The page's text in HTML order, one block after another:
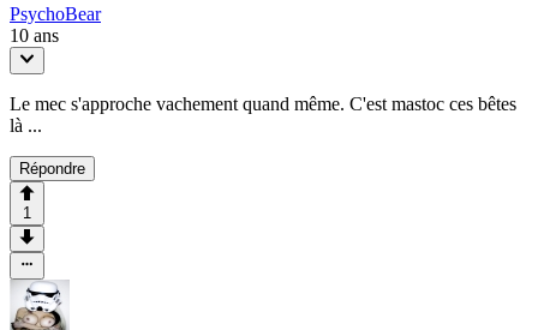
PsychoBear
10 ans
Le mec s'approche vachement quand même. C'est mastoc ces bêtes
là ...
Répondre
1